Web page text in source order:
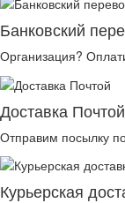
Банковский
Организация?
Доставка Почтой
Отправим посылку
Курьерская